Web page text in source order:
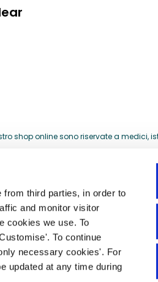
third parties, in order to
and monitor visitor
cookies we use. To
To continue
necessary cookies'. For
updated at any time during
shop online sono riservate a medici,
Profilo e Accessi
e Resi
Fatturazione